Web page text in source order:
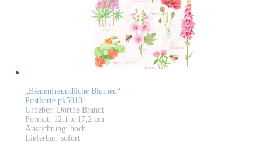
„Bienenfreundliche Blumen“
Postkarte pk5013
Urheber: Dörthe Brandt
Format: 12,1 x 17,2 cm
Ausrichtung: hoch
Lieferbar: sofort